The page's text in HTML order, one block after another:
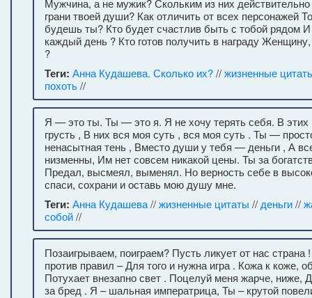
Мужчина, а не мужик? Скольким из них
грани твоей души? Как отличить от всех персонажей
будешь ты? Кто будет счастлив быть с тобой рядом
каждый день ? Кто готов получить в награду
?
Теги: Анна Кудашева. Сколько их?//жизненные
похоть//
Я — это ты. Ты — это я. Я не хочу терять себя. В этих
грусть , В них вся моя суть , вся моя суть . Ты —
ненасытная тень , Вместо души у тебя — деньги , А
низменны, Им нет совсем никакой цены. Ты за
Предал, высмеял, выменял. Но верность себе в
спаси, сохрани и оставь мою душу мне.
Теги: Анна Кудашева//жизненные цитаты // деньги//
собой//
Позаигрываем, поиграем? Пусть ликует от нас
против правил – Для того и нужна игра . Кожа к коже,
Потухает внезапно свет . Поцелуй меня жарче, ниже,
за бред . Я – шальная императрица, Ты – крутой